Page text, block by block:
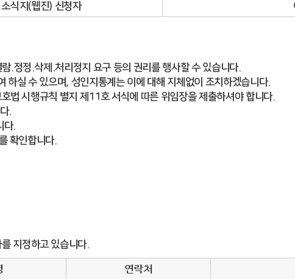
식지(웹진) 신청자
.정정.삭제.처리정지 요구 등의 권리를 행사할 수 있습니다.
실 수 있으며, 성인지통계는 이에 대해 지체없이 조치하겠습니다.
법 시행규칙 별지 제11호 서식에 따른 위임장을 제출하셔야 합니다.
.
다.
확인합니다.
지정하고 있습니다.
연락처